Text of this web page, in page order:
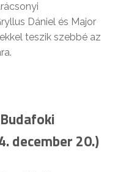
Dániel és Major
teszik szebbé az
december 20.)